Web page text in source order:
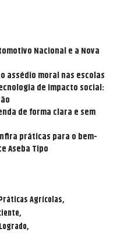
Nacional e a Nova
assédio moral nas escolas
de impacto social:
de forma clara e sem
práticas para o bem-
Aseba Tipo
Agrícolas